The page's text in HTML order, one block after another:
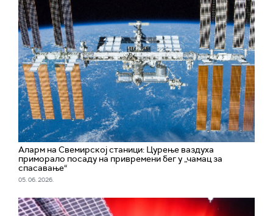
Аларм на Свемирској станици: Цурење ваздуха
приморало посаду на привремени бег у „чамац за
спасавање“
05. 06. 2026.